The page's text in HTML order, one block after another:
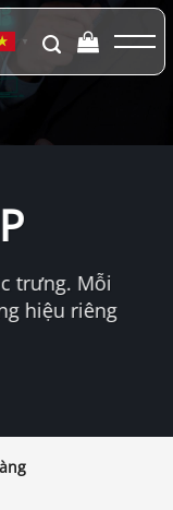
▼
trưng. Mỗi
hiệu riêng